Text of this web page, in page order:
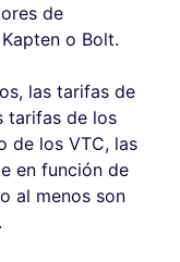
de
o Bolt.
las tarifas de
tarifas de los
de los VTC, las
en función de
al menos son